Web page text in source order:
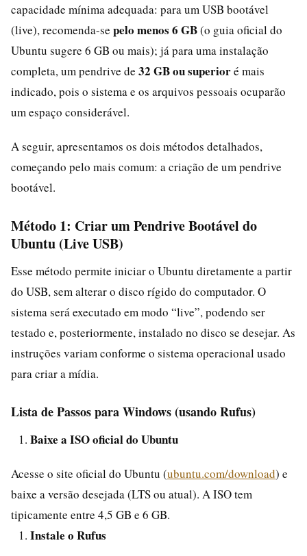
capacidade mínima adequada: para um USB bootável
(live), recomenda-se pelo menos 6 GB(o guia oficial do
Ubuntu sugere 6 GB ou mais); já para uma instalação
completa, um pendrive de 32 GB ou superioré mais
indicado, pois o sistema e os arquivos pessoais ocuparão
um espaço considerável.
A seguir, apresentamos os dois métodos detalhados,
começando pelo mais comum: a criação de um pendrive
bootável.
Método 1: Criar um Pendrive Bootável do
Ubuntu (Live USB)
Esse método permite iniciar o Ubuntu diretamente a partir
do USB, sem alterar o disco rígido do computador. O
sistema será executado em modo “live”, podendo ser
testado e, posteriormente, instalado no disco se desejar. As
instruções variam conforme o sistema operacional usado
para criar a mídia.
Lista de Passos para Windows (usando Rufus)
Baixe a ISO oficial do Ubuntu
Acesse o site oficial do Ubuntu (ubuntu.com/download) e
baixe a versão desejada (LTS ou atual). A ISO tem
tipicamente entre 4,5 GB e 6 GB.
Instale o Rufus